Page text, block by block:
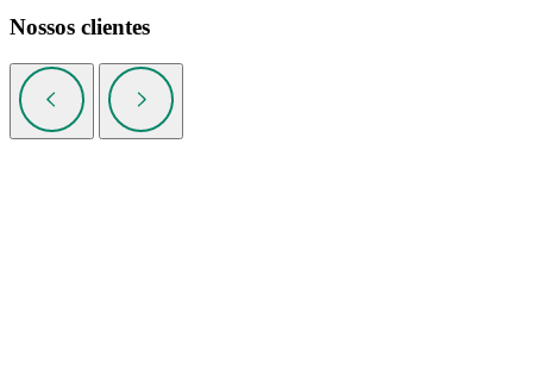
Nossos clientes